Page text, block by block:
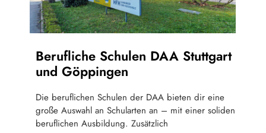
Berufliche Schulen DAA Stuttgart
und Göppingen
Die beruflichen Schulen der DAA bieten dir eine
große Auswahl an Schularten an – mit einer soliden
beruflichen Ausbildung. Zusätzlich